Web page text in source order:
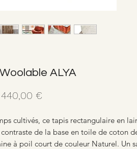
ALYA
440,00 €
cultivés, ce tapis rectangulaire en
de la base en toile de coton
à poil court de couleur Naturel. Un